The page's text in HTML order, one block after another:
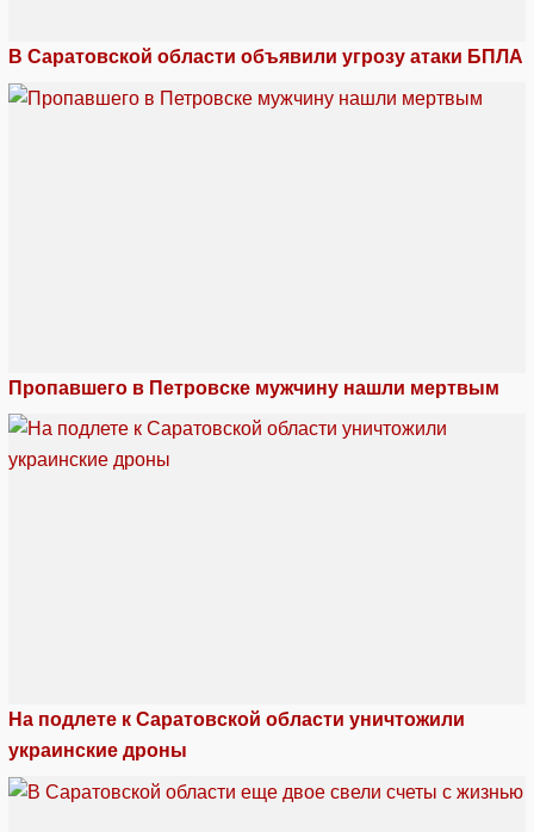
В Саратовской области объявили угрозу атаки БПЛА
Пропавшего в Петровске мужчину нашли мертвым
На подлете к Саратовской области уничтожили
украинские дроны